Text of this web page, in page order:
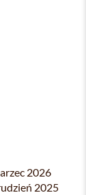
2026
2025